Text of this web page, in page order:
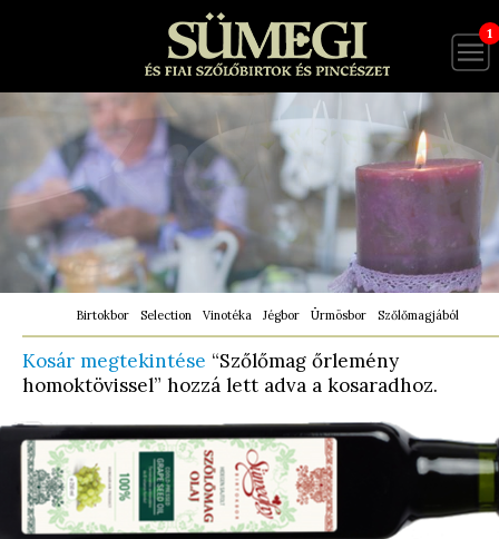
1
Birtokbor Selection Vinotéka Jégbor Ürmösbor Szőlőmagjából
Kosár megtekintése “Szőlőmag őrlemény
homoktövissel” hozzá lett adva a kosaradhoz.